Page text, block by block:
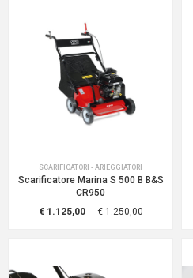
SCARIFICATORI - ARIEGGIATORI
Scarificatore Marina S 500 B B&S
CR950
€ 1.125,00
€ 1.250,00